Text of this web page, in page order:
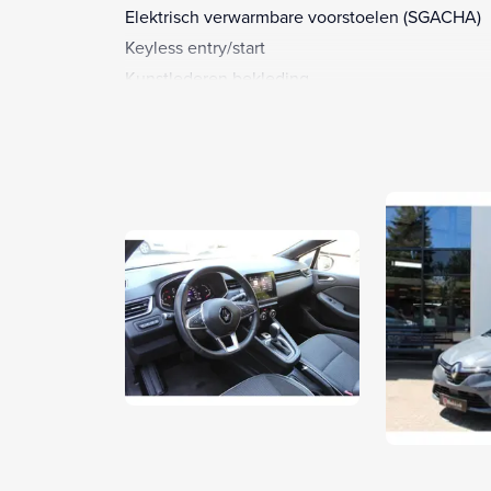
Elektrisch verwarmbare voorstoelen (SGACHA)
Keyless entry/start
Kunstlederen bekleding
Regensensor
Rijstrooksensor met correctie
Stuurwiel multifunctioneel
Verwarmt Stuurwiel
Winterpakket